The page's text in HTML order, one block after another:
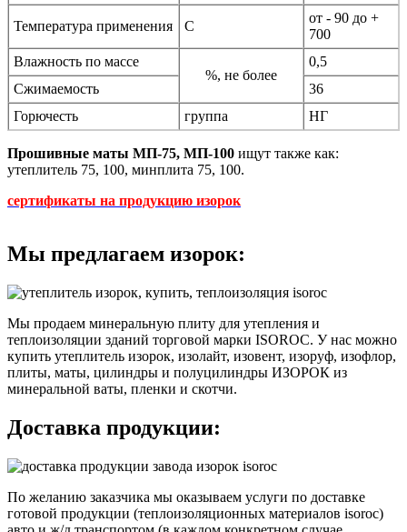
Температура применения С
от - 90 до +
700
Влажность по массе
%, не более
0,5
Сжимаемость
36
Горючесть
группа НГ
Прошивные маты МП-75, МП-100 ищут также как:
утеплитель 75, 100, минплита 75, 100.
сертификаты на продукцию изорок
Мы предлагаем изорок:
Мы продаем минеральную плиту для утепления и
теплоизоляции зданий торговой марки ISOROC. У нас можно
купить утеплитель изорок, изолайт, изовент, изоруф, изофлор,
плиты, маты, цилиндры и полуцилиндры ИЗОРОК из
минеральной ваты, пленки и скотчи.
Доставка продукции:
По желанию заказчика мы оказываем услуги по доставке
готовой продукции (теплоизоляционных материалов isoroc)